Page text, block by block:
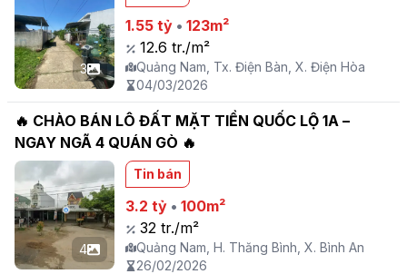
3
1.55 tỷ •123m²
12.6 tr./m²
Quảng Nam, Tx. Điện Bàn, X. Điện Hòa
04/03/2026
🔥 CHÀO BÁN LÔ ĐẤT MẶT TIỀN QUỐC LỘ 1A –
NGAY NGÃ 4 QUÁN GÒ 🔥
4
Tin bán
3.2 tỷ •100m²
32 tr./m²
Quảng Nam, H. Thăng Bình, X. Bình An
26/02/2026